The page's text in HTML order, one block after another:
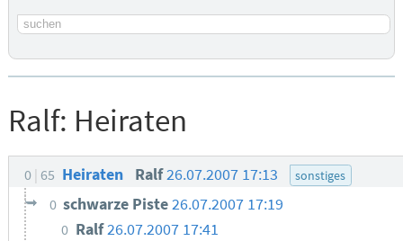
Suchbegriff
Ralf: Heiraten
0 65 Heiraten Ralf26.07.2007 17:13 sonstiges
0 schwarze Piste26.07.2007 17:19
0 Ralf26.07.2007 17:41